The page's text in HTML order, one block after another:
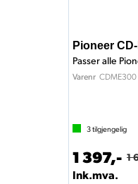
Pioneer
Passer alle
Varenr CDME300
3tilgjengelig
1 397,- 1
Ink.mva.